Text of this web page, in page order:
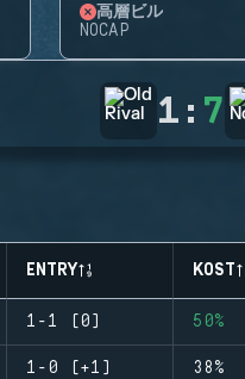
高層ビル
NOCAP
1 : 7
ENTRY KOST
1-1 (0) 50%
1-0 (+1) 38%